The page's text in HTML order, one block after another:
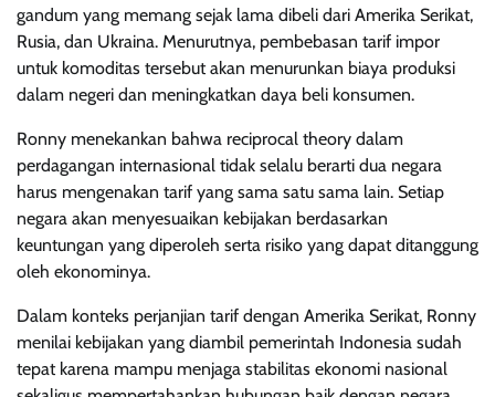
gandum yang memang sejak lama dibeli dari Amerika Serikat,
Rusia, dan Ukraina. Menurutnya, pembebasan tarif impor
untuk komoditas tersebut akan menurunkan biaya produksi
dalam negeri dan meningkatkan daya beli konsumen.
Ronny menekankan bahwa reciprocal theory dalam
perdagangan internasional tidak selalu berarti dua negara
harus mengenakan tarif yang sama satu sama lain. Setiap
negara akan menyesuaikan kebijakan berdasarkan
keuntungan yang diperoleh serta risiko yang dapat ditanggung
oleh ekonominya.
Dalam konteks perjanjian tarif dengan Amerika Serikat, Ronny
menilai kebijakan yang diambil pemerintah Indonesia sudah
tepat karena mampu menjaga stabilitas ekonomi nasional